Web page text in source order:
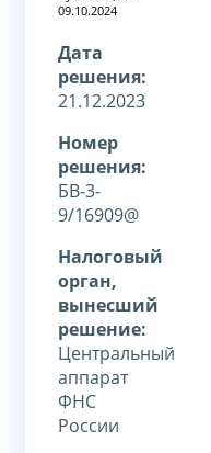
09.10.2024
Дата
решения:
21.12.2023
Номер
решения:
БВ-3-
9/16909@
Налоговый
орган,
вынесший
решение:
Центральный
аппарат
ФНС
России